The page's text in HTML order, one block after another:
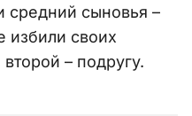
средний сыновья –
избили своих
– подругу.